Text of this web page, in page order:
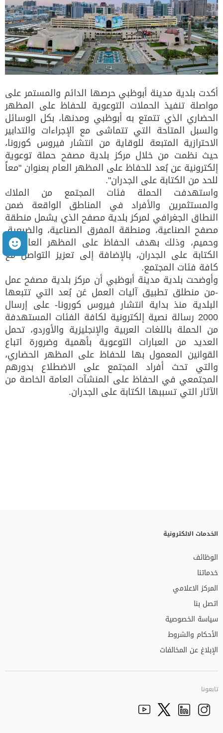
أكدت بلدية مدينة أبوظبي حرصها الدائم والمستمر على
مواصلة تنفيذ الحملات التوعوية للحفاظ على المظهر
الحضاري الذي تتمتع به أبوظبي ومدنها، بكل الوسائل
والسبل المتاحة التي تتماشى مع الإجراءات والتدابير
الاحترازية المتبعة للوقاية من انتشار فيروس كورونا،
حيث نظمت من خلال مركز بلدية مصفح حملة توعوية
إلكترونية عن بُعد للحفاظ على المظهر العام بعنوان "معاً
للحد من الكتابة على الجدران".
واستهدفت الحملة فئات المجتمع من الملاك
والمستثمرين والأفراد في المناطق الواقعة ضمن
النطاق الجغرافي لمركز بلدية مصفح الذي يشمل منطقة
مصفح الصناعية، ومنطقة المفرق الصناعية، والضبعية،
وحميم، وذلك بهدف الحفاظ على المظهر العام من
الكتابة على الجدران، بالإضافة إلى تعزيز التواصل مع
كافة فئات المجتمع.
وأوضحت بلدية مدينة أبوظبي أن مركز بلدية مصفح عمل
-من منطلق تطبيق آليات العمل عَن بُعد التي تتبعها
البلدية منذ بداية انتشار فيروس كورونا- على إرسال
2000 رسالة نصية إلكترونية لكافة الفئات المستهدفة
من الحملة باللغات العربية والإنجليزية والأوردو، تحمل
العديد من العبارات التوعوية بأهمية وضرورة اتباع
القوانين المعمول بها للحفاظ على المظهر الحضاري،
والتي تحث أفراد المجتمع على الاضطلاع بدورهم
المجتمعي في الحفاظ على المنشآت العامة الخاصة من
الآثار التي تسببها الكتابة على الجدران.
الخدمات الالكترونية
الوظائف
خدماتنا
المركز الاعلامي
اتصل بنا
سياسة الخصوصية
الأحكام والشروط
الإبلاغ عن المخالفات
تابعونا
Facebook
Instagramالذهاب الى تم
Twitter
Youtube